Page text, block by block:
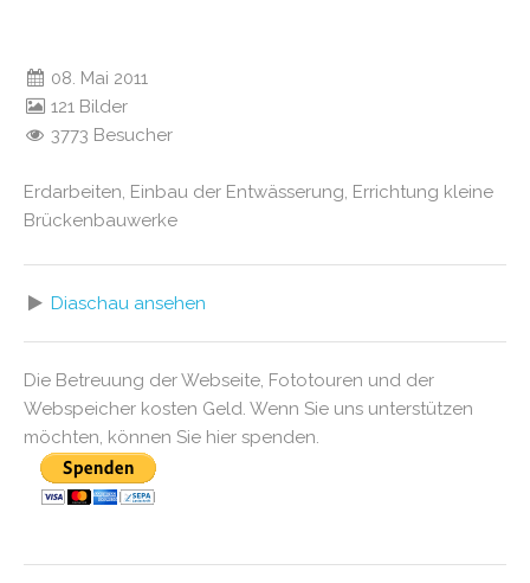
08. Mai 2011
121 Bilder
3773 Besucher
Erdarbeiten, Einbau der Entwässerung, Errichtung kleine
Brückenbauwerke
Diaschau ansehen
Die Betreuung der Webseite, Fototouren und der
Webspeicher kosten Geld. Wenn Sie uns unterstützen
möchten, können Sie hier spenden.